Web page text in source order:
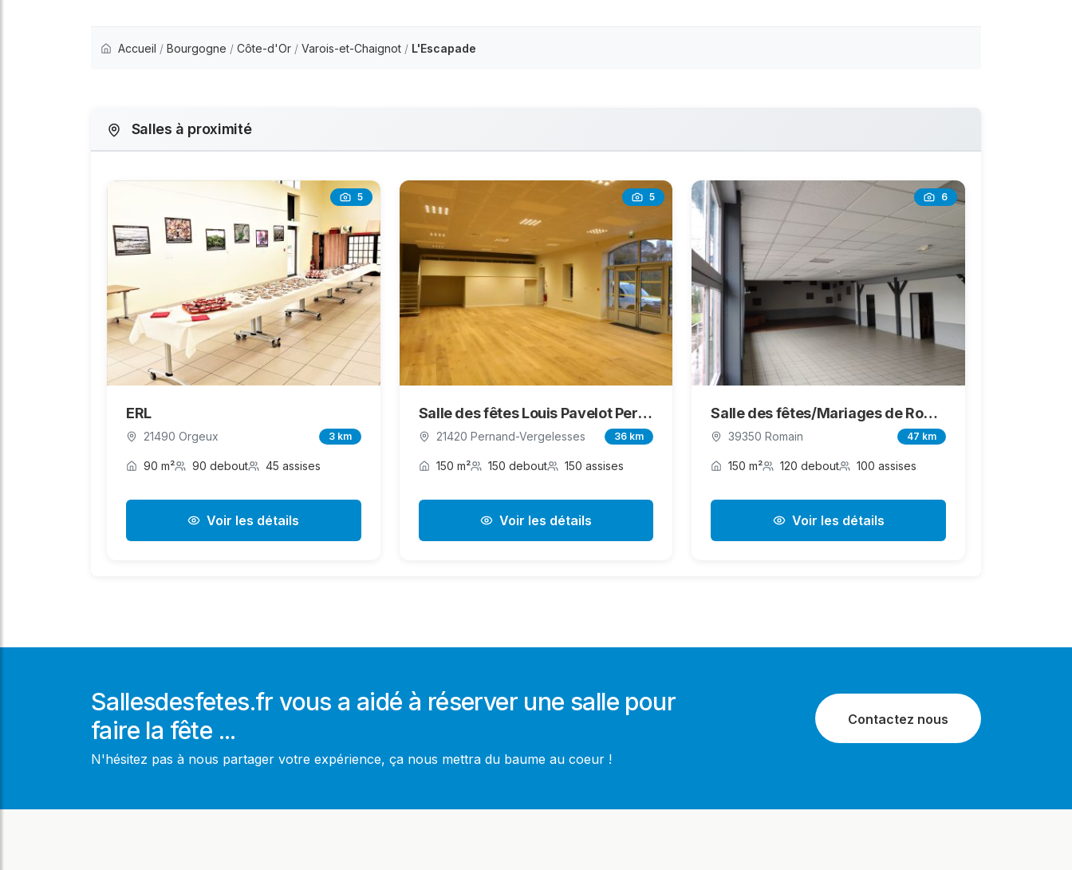
Accueil / Bourgogne / Côte-d'Or / Varois-et-Chaignot / L'Escapade
Salles à proximité
5
ERL
21490 Orgeux 3 km
90 m² 90 debout 45 assises
Voir les détails
5
Salle des fêtes Louis Pavelot Pernand-Vergelesses
21420 Pernand-Vergelesses 36 km
150 m² 150 debout 150 assises
Voir les détails
6
Salle des fêtes/Mariages de Romain Vigearde
39350 Romain 47 km
150 m² 120 debout 100 assises
Voir les détails
Sallesdesfetes.fr vous a aidé à réserver une salle pour
faire la fête ...
N'hésitez pas à nous partager votre expérience, ça nous mettra du baume au coeur !
Contactez nous